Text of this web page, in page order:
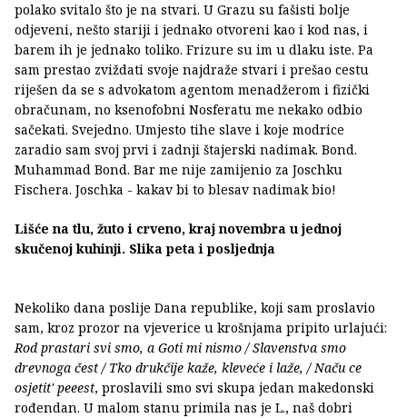
polako svitalo što je na stvari. U Grazu su fašisti bolje
odjeveni, nešto stariji i jednako otvoreni kao i kod nas, i
barem ih je jednako toliko. Frizure su im u dlaku iste. Pa
sam prestao zviždati svoje najdraže stvari i prešao cestu
riješen da se s advokatom agentom menadžerom i fizički
obračunam, no ksenofobni Nosferatu me nekako odbio
sačekati. Svejedno. Umjesto tihe slave i koje modrice
zaradio sam svoj prvi i zadnji štajerski nadimak. Bond.
Muhammad Bond. Bar me nije zamijenio za Joschku
Fischera. Joschka - kakav bi to blesav nadimak bio!
Lišće na tlu, žuto i crveno, kraj novembra u jednoj
skučenoj kuhinji. Slika peta i posljednja
Nekoliko dana poslije Dana republike, koji sam proslavio
sam, kroz prozor na vjeverice u krošnjama pripito urlajući:
Rod prastari svi smo, a Goti mi nismo / Slavenstva smo
drevnoga čest / Tko drukčije kaže, kleveće i laže, / Naču ce
osjetit' peeest, proslavili smo svi skupa jedan makedonski
rođendan. U malom stanu primila nas je L., naš dobri